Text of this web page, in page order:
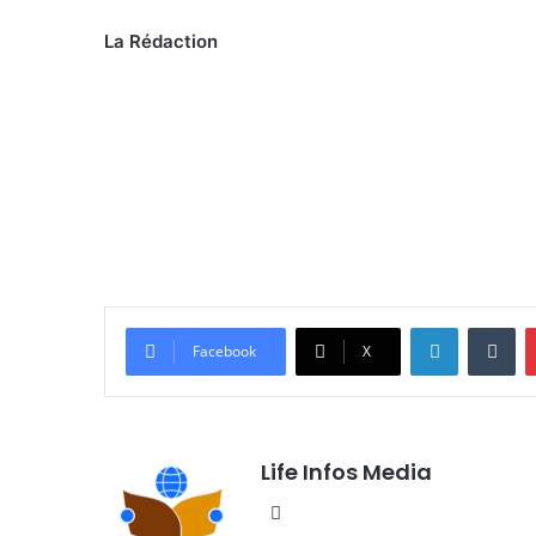
La Rédaction
Facebook X
Life Infos Media